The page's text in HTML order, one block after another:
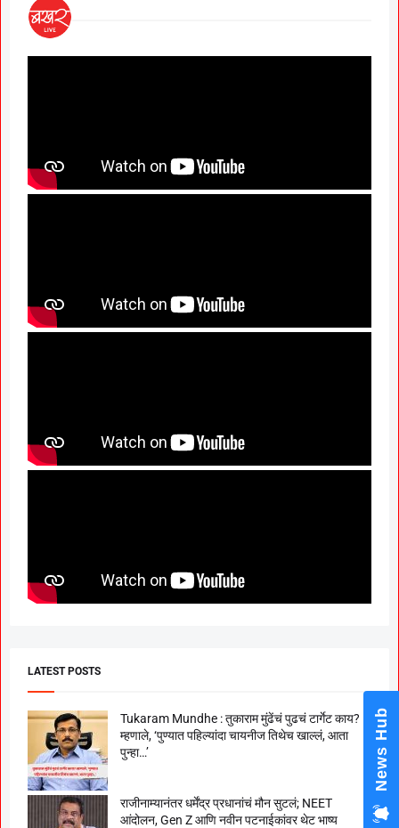
LATEST POSTS
Tukaram Mundhe : तुकाराम मुंढेंचं पुढचं टार्गेट काय?
म्हणाले, ‘पुण्यात पहिल्यांदा चायनीज तिथेच खाल्लं, आता
पुन्हा…’
राजीनाम्यानंतर धर्मेंद्र प्रधानांचं मौन सुटलं; NEET
आंदोलन, Gen Z आणि नवीन पटनाईकांवर थेट भाष्य
News Hub